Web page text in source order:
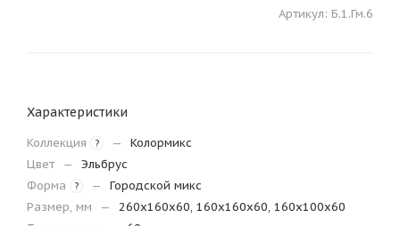
Артикул: Б.1.Гм.6
Характеристики
Коллекция ? —
Колормикс
Цвет
—
Эльбрус
Форма
? —
Городской микс
Размер, мм
—
260х160х60, 160х160х60, 160х100х60